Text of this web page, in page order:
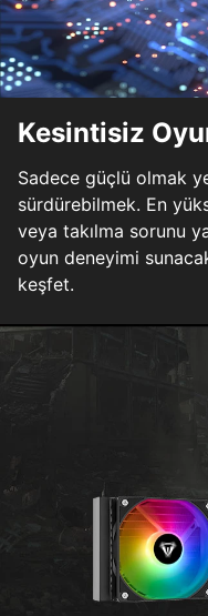
Kesintisiz
Sadece güçlü olmak
sürdürebilmek. En
veya takılma sorunu
oyun deneyimi
keşfet.